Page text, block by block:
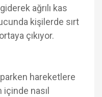
ağrılı kas
kişilerde sırt
çıkıyor.
hareketlere
nasıl